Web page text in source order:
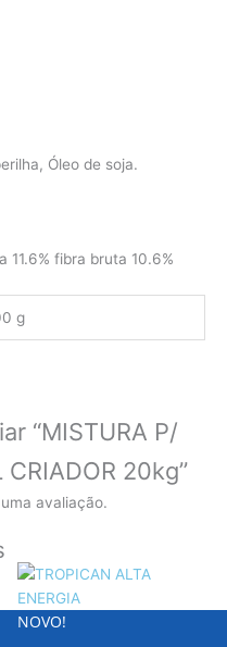
Óleo de soja.
11.6% fibra bruta 10.6%
g
“MISTURA P/
CRIADOR 20kg”
avaliação.
NOVO!